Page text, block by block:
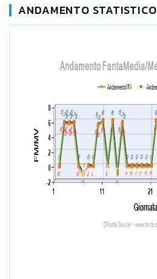
ANDAMENTO STATISTICO